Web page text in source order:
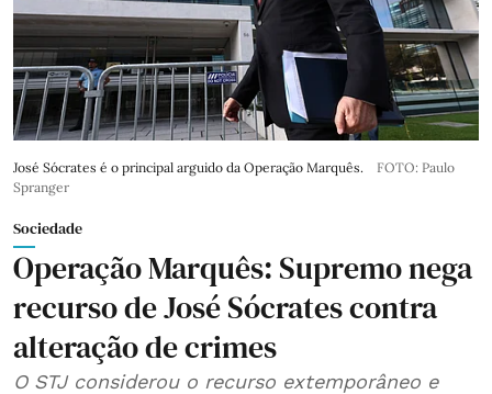
José Sócrates é o principal arguido da Operação Marquês.
FOTO: Paulo
Spranger
Sociedade
Operação Marquês: Supremo nega
recurso de José Sócrates contra
alteração de crimes
O STJ considerou o recurso extemporâneo e